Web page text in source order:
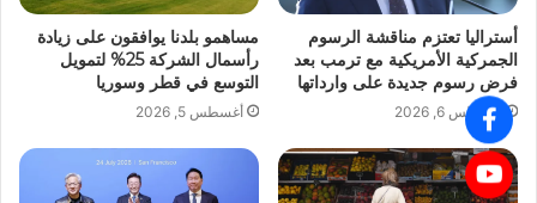
أستراليا تعتزم مناقشة الرسوم
الجمركية الأمريكية مع ترمب بعد
فرض رسوم جديدة على وارداتها
أغسطس 6, 2026
مساهمو بلدنا يوافقون على زيادة
رأسمال الشركة 25% لتمويل
التوسع في قطر وسوريا
أغسطس 5, 2026